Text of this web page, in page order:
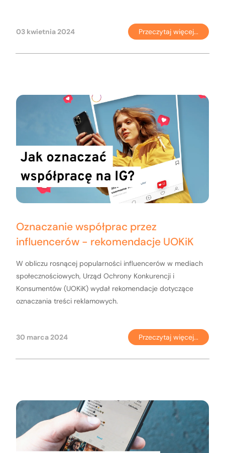
03 kwietnia 2024 Przeczytaj więcej...
Oznaczanie współprac przez
influencerów - rekomendacje UOKiK
W obliczu rosnącej popularności influencerów w mediach
społecznościowych, Urząd Ochrony Konkurencji i
Konsumentów (UOKiK) wydał rekomendacje dotyczące
oznaczania treści reklamowych.
30 marca 2024 Przeczytaj więcej...